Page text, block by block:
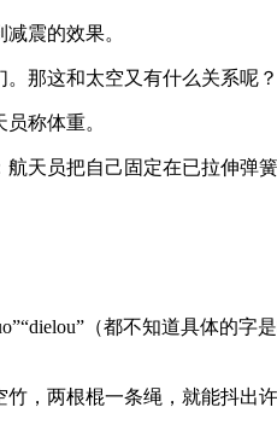
震的效果。
那这和太空又有什么关系呢？
称体重。
天员把自己固定在已拉伸弹
（都不知道具体的
，两根棍一条绳，就能抖出